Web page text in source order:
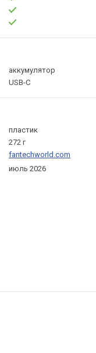
аккумулятор
USB-C
пластик
272 г
fantechworld.com
июль 2026